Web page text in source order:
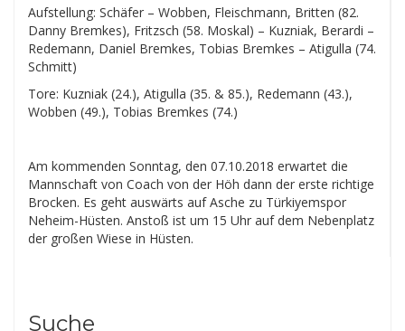
Aufstellung: Schäfer – Wobben, Fleischmann, Britten (82.
Danny Bremkes), Fritzsch (58. Moskal) – Kuzniak, Berardi –
Redemann, Daniel Bremkes, Tobias Bremkes – Atigulla (74.
Schmitt)
Tore: Kuzniak (24.), Atigulla (35. & 85.), Redemann (43.),
Wobben (49.), Tobias Bremkes (74.)
Am kommenden Sonntag, den 07.10.2018 erwartet die
Mannschaft von Coach von der Höh dann der erste richtige
Brocken. Es geht auswärts auf Asche zu Türkiyemspor
Neheim-Hüsten. Anstoß ist um 15 Uhr auf dem Nebenplatz
der großen Wiese in Hüsten.
Suche